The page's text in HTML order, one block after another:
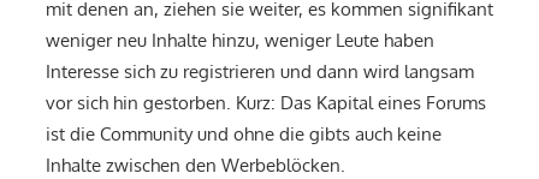
mit denen an, ziehen sie weiter, es kommen signifikant
weniger neu Inhalte hinzu, weniger Leute haben
Interesse sich zu registrieren und dann wird langsam
vor sich hin gestorben. Kurz: Das Kapital eines Forums
ist die Community und ohne die gibts auch keine
Inhalte zwischen den Werbeblöcken.